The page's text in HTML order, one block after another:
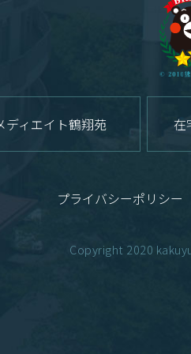
ディエイト鶴翔苑 在
プライバシーポリシー
Copyright 2020